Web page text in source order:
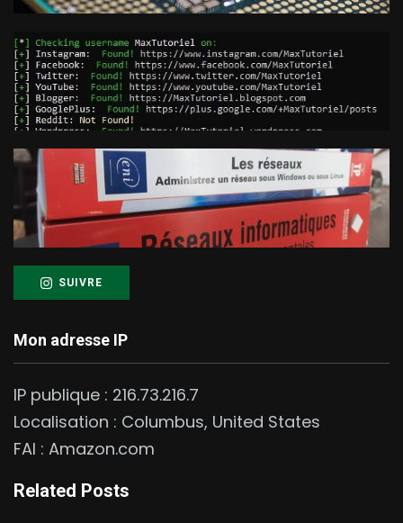
SUIVRE
Mon adresse IP
IP publique : 216.73.216.7
Localisation : Columbus, United States
FAI : Amazon.com
Related Posts